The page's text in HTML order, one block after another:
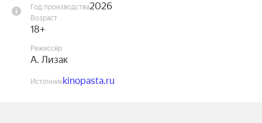
Год производства2026
Возраст
18+
Режиссёр
А. Лизак
Источникkinopasta.ru